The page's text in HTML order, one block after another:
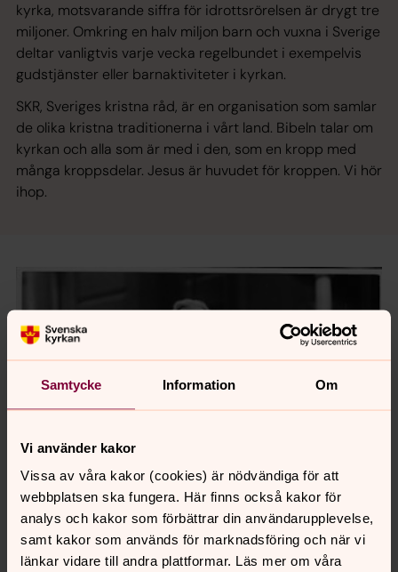
Samtycke Information Om
Vi använder kakor
Vissa av våra kakor (cookies) är nödvändiga för att
webbplatsen ska fungera. Här finns också kakor för
analys och kakor som förbättrar din användarupplevelse,
samt kakor som används för marknadsföring och när vi
länkar vidare till andra plattformar. Läs mer om våra
kyrka, motsvarande siffra för idrottsrörelsen är drygt tre
miljoner. Omkring en halv miljon barn och vuxna i Sverige
deltar vanligtvis varje vecka regelbundet i exempelvis
gudstjänster eller barnaktiviteter i kyrkan.
SKR, Sveriges kristna råd, är en organisation som samlar
de olika kristna traditionerna i vårt land. Bibeln talar om
kyrkan och alla som är med i den, som en kropp med
många kroppsdelar. Jesus är huvudet för kroppen. Vi hör
ihop.